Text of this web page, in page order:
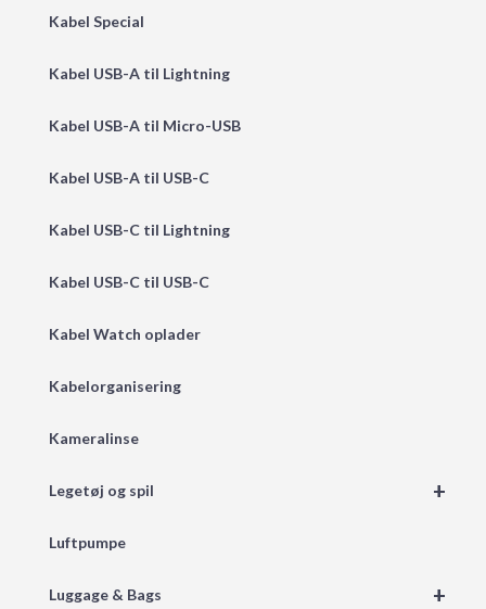
Kabel Special
Kabel USB-A til Lightning
Kabel USB-A til Micro-USB
Kabel USB-A til USB-C
Kabel USB-C til Lightning
Kabel USB-C til USB-C
Kabel Watch oplader
Kabelorganisering
Kameralinse
+
Legetøj og spil
Luftpumpe
+
Luggage & Bags